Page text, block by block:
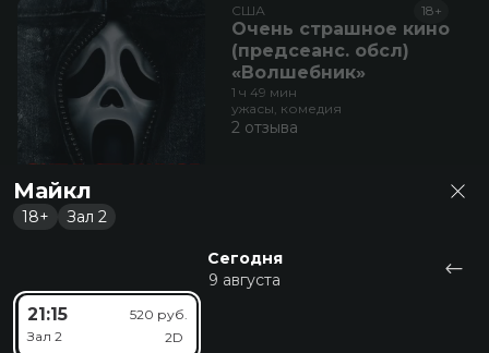
США
Очень страшное кино
(предсеанс. обсл)
«Волшебник»
18+
1 ч 49 мин
ужасы, комедия
2 отзыва
23:00
Майкл
18+ Зал 2
Сегодня
9 августа
21:15
Зал 2
520 руб.
2D